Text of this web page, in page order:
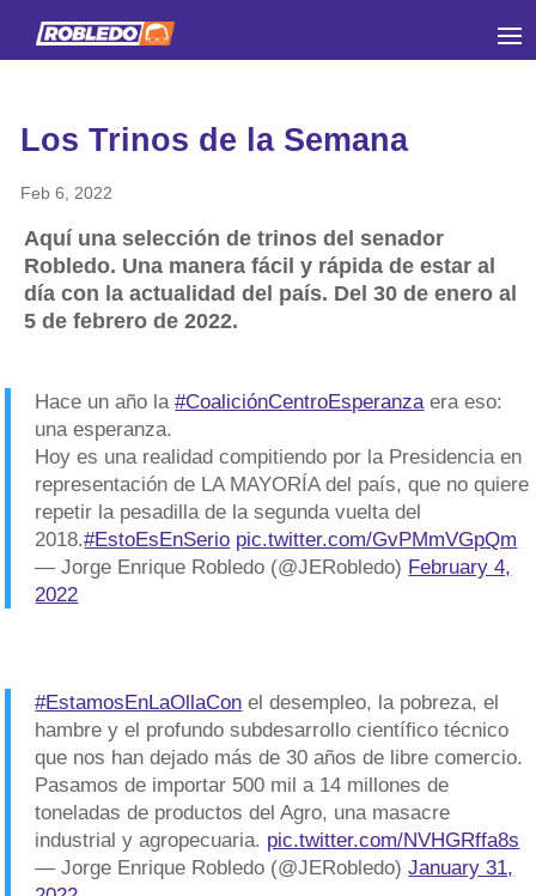
Los Trinos de la Semana
Feb 6, 2022
Aquí una selección de trinos del senador
Robledo. Una manera fácil y rápida de estar al
día con la actualidad del país. Del 30 de enero al
5 de febrero de 2022.
Hace un año la#CoaliciónCentroEsperanzaera eso:
una esperanza.
Hoy es una realidad compitiendo por la Presidencia en
representación de LA MAYORÍA del país, que no quiere
repetir la pesadilla de la segunda vuelta del
2018.#EstoEsEnSerio pic.twitter.com/GvPMmVGpQm
— Jorge Enrique Robledo (@JERobledo) February 4,
2022
#EstamosEnLaOllaCon el desempleo, la pobreza, el
hambre y el profundo subdesarrollo científico técnico
que nos han dejado más de 30 años de libre comercio.
Pasamos de importar 500 mil a 14 millones de
toneladas de productos del Agro, una masacre
industrial y agropecuaria. pic.twitter.com/NVHGRffa8s
— Jorge Enrique Robledo (@JERobledo)January 31,